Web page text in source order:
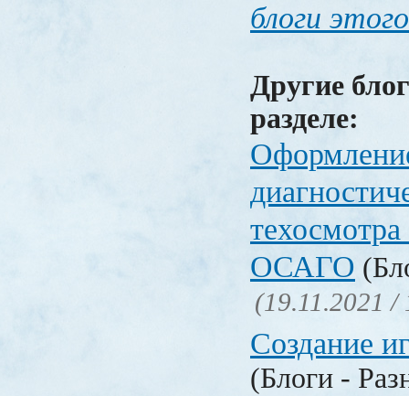
блоги
Другие
разделе:
ОСАГО
(19.11.2021 /
Создание
(Блоги -